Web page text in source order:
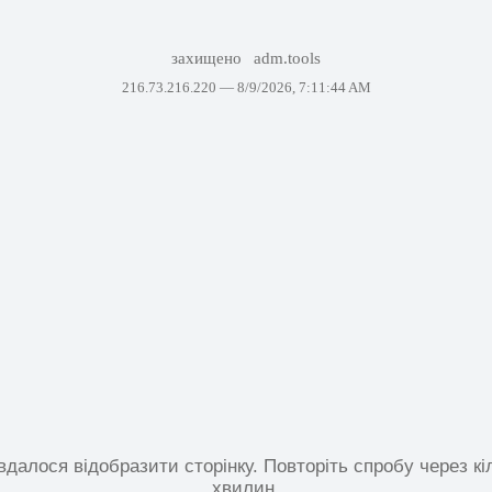
захищено adm.tools
216.73.216.220 — 8/9/2026, 7:11:44 AM
відобразити сторінку. Повторіть спробу через